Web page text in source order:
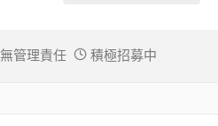
無管理責任 積極招募中